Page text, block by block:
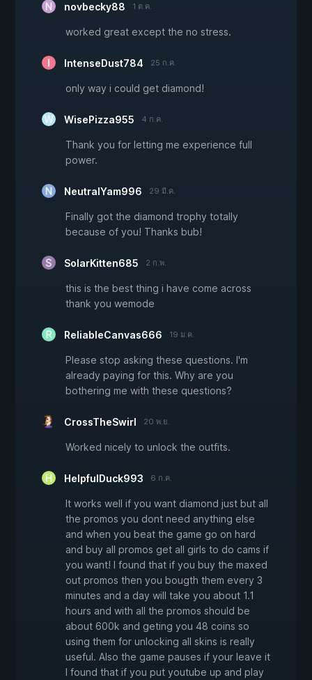
novbecky88 1 ต.ค.
worked great except the no stress.
IntenseDust784 25 ก.ค.
only way i could get diamond!
WisePizza955 4 ก.ค.
Thank you for letting me experience full
power.
NeutralYam996 29 มี.ค.
Finally got the diamond trophy totally
because of you! Thanks bub!
SolarKitten685 2 ก.พ.
this is the best thing i have come across
thank you wemode
ReliableCanvas666 19 ม.ค.
Please stop asking these questions. I'm
already paying for this. Why are you
bothering me with these questions?
CrossTheSwirl 20 พ.ย.
Worked nicely to unlock the outfits.
HelpfulDuck993 6 ก.ค.
It works well if you want diamond just but all
the promos you dont need anything else
and when you beat the game go on hard
and buy all promos get all girls to do cams if
you want! I found that if you buy the maxed
out promos then you bougth them every 3
minutes and a day will take you about 1.1
hours and with all the promos should be
about 600k and geting you 48 coins so
using them for unlocking all skins is really
useful. Also the game pauses if your leave it
I found that if you put youtube up and play